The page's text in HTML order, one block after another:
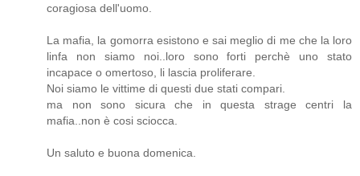
coragiosa dell'uomo.
La mafia, la gomorra esistono e sai meglio di me che la loro
linfa non siamo noi..loro sono forti perchè uno stato
incapace o omertoso, li lascia proliferare.
Noi siamo le vittime di questi due stati compari.
ma non sono sicura che in questa strage centri la
mafia..non è cosi sciocca.
Un saluto e buona domenica.